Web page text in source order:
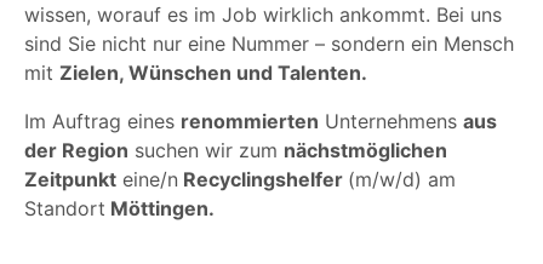
wissen, worauf es im Job wirklich ankommt. Bei uns
sind Sie nicht nur eine Nummer – sondern ein Mensch
mit Zielen, Wünschen und Talenten.
Im Auftrag eines renommierten Unternehmens aus
der Region suchen wir zum nächstmöglichen
Zeitpunkt eine/n Recyclingshelfer (m/w/d) am
Standort Möttingen.